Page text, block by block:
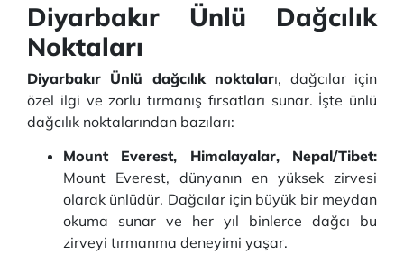
Diyarbakır Ünlü Dağcılık
Noktaları
Diyarbakır Ünlü dağcılık noktaları, dağcılar için
özel ilgi ve zorlu tırmanış fırsatları sunar. İşte ünlü
dağcılık noktalarından bazıları:
Mount Everest, Himalayalar, Nepal/Tibet:
Mount Everest, dünyanın en yüksek zirvesi
olarak ünlüdür. Dağcılar için büyük bir meydan
okuma sunar ve her yıl binlerce dağcı bu
zirveyi tırmanma deneyimi yaşar.